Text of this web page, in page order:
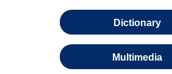
Dictionary
Multimedia